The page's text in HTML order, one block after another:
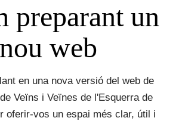
preparant un
nou web
en una nova versió del web de
Veïns i Veïnes de l'Esquerra de
oferir-vos un espai més clar, útil i